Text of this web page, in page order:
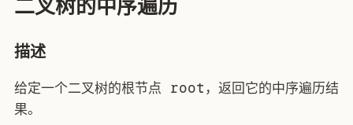
描述
给定一个二叉树的根节点 root，返回它的中序遍历结
果。